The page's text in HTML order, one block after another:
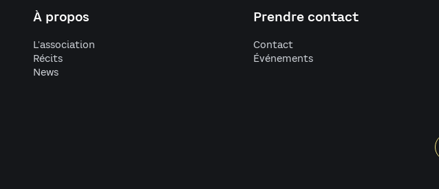
À propos
L'association
Récits
News
Prendre contact
Contact
Événements